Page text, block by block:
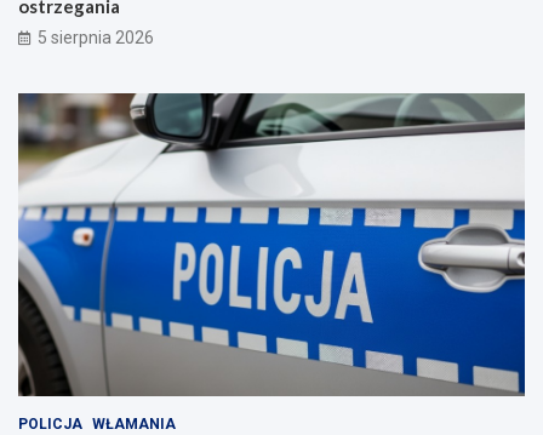
ostrzegania
5 sierpnia 2026
POLICJA WŁAMANIA